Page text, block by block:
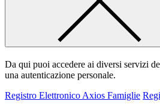
Da qui puoi accedere ai diversi servizi
una autenticazione personale.
Registro Elettronico Axios Famiglie